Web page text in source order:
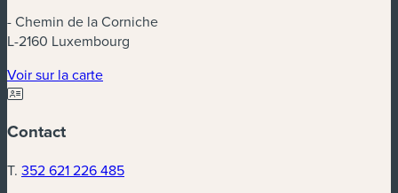
- Chemin de la Corniche
L-2160 Luxembourg
Voir sur la carte(nouvelle fenêtre)
Contact
T. 352 621 226 485